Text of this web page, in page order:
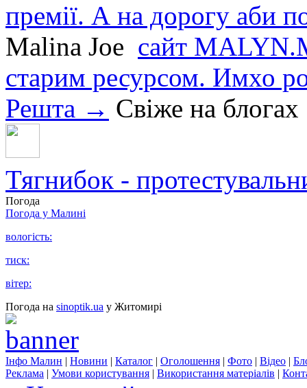
премії. А на дорогу аби
Malina Joe сайт
старим ресурсом. Имхо
Решта → Свіже на блогах
Тягнибок -
Погода
Погода у Малині
вологість:
тиск:
вітер:
Погода на sinoptik.ua у Житомирі
Інфо Малин | Новини | Каталог | Оголошення | Фото | Відео |
Реклама | Умови користування | Використання матеріалів |